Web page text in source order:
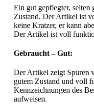
Ein gut gepflegter, selten
Zustand. Der Artikel ist
keine Kratzer, er kann
Der Artikel ist voll
Gebraucht – Gut:
Der Artikel zeigt Spuren
gutem Zustand und voll
Kennzeichnungen des
aufweisen.